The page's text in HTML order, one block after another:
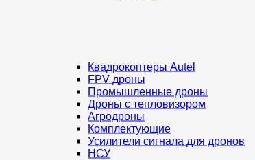
Квадрокоптеры Autel
FPV дроны
Промышленные дроны
Дроны с тепловизором
Агродроны
Комплектующие
Усилители сигнала для дронов
НСУ